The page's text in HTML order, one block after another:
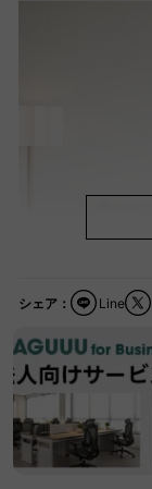
シェア： Line